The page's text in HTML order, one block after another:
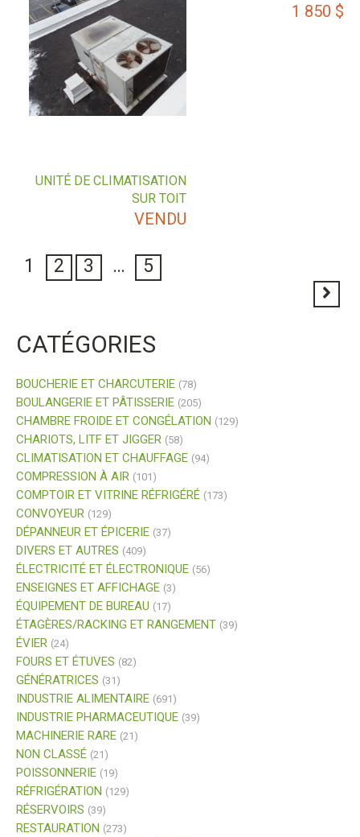
1 850 $
UNITÉ DE CLIMATISATION
SUR TOIT
VENDU
1 2 3 … 5
CATÉGORIES
BOUCHERIE ET CHARCUTERIE (78)
BOULANGERIE ET PÂTISSERIE (205)
CHAMBRE FROIDE ET CONGÉLATION (129)
CHARIOTS, LITF ET JIGGER (58)
CLIMATISATION ET CHAUFFAGE (94)
COMPRESSION À AIR (101)
COMPTOIR ET VITRINE RÉFRIGÉRÉ (173)
CONVOYEUR (129)
DÉPANNEUR ET ÉPICERIE (37)
DIVERS ET AUTRES (409)
ÉLECTRICITÉ ET ÉLECTRONIQUE (56)
ENSEIGNES ET AFFICHAGE (3)
ÉQUIPEMENT DE BUREAU (17)
ÉTAGÈRES/RACKING ET RANGEMENT (39)
ÉVIER (24)
FOURS ET ÉTUVES (82)
GÉNÉRATRICES (31)
INDUSTRIE ALIMENTAIRE (691)
INDUSTRIE PHARMACEUTIQUE (39)
MACHINERIE RARE (21)
NON CLASSÉ (21)
POISSONNERIE (19)
RÉFRIGÉRATION (129)
RÉSERVOIRS (39)
RESTAURATION (273)